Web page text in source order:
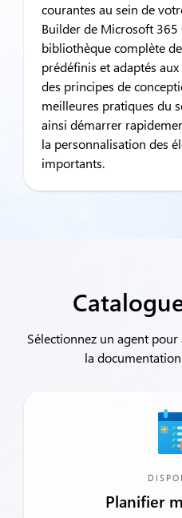
courantes au sein de
Builder de Microsoft
bibliothèque complète
prédéfinis et adaptés
des principes de
meilleures pratiques du
ainsi démarrer
la personnalisation des
importants.
Sélectionnez un agent pour
la
Planifier